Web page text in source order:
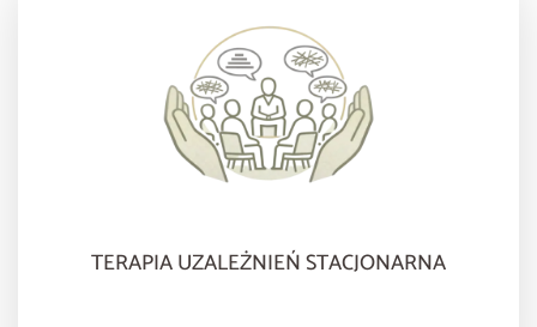
TERAPIA UZALEŻNIEŃ STACJONARNA